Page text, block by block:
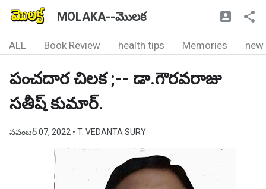
MOLAKA--మొలక
ALL Book Review health tips Memories new
పంచదార చిలక ;-- డా.గౌరవరాజు
సతీష్ కుమార్.
నవంబర్ 07, 2022 • T. VEDANTA SURY